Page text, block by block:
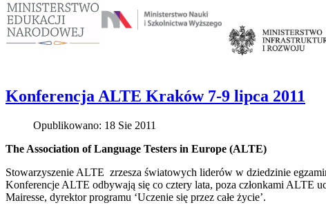
Konferencja ALTE Kraków 7-9 lipca 2011
Opublikowano: 18 Sie 2011
The Association of Language Testers in Europe (ALTE)
Stowarzyszenie ALTE zrzesza światowych liderów w dziedzinie
Konferencje ALTE odbywają się co cztery lata, poza członkami ALTE
Mairesse, dyrektor programu ‘Uczenie się przez całe życie’.